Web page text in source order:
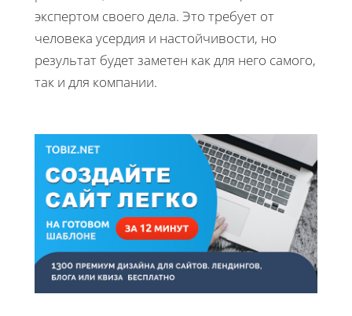
экспертом своего дела. Это требует от
человека усердия и настойчивости, но
результат будет заметен как для него самого,
так и для компании.